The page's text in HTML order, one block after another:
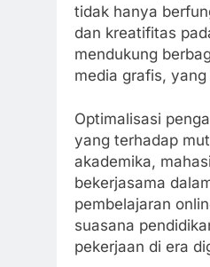
tidak hanya
dan kreatifitas
mendukung
media grafis,
Optimalisasi
yang terhadap
akademika,
bekerjasama
pembelajaran
suasana
pekerjaan di era